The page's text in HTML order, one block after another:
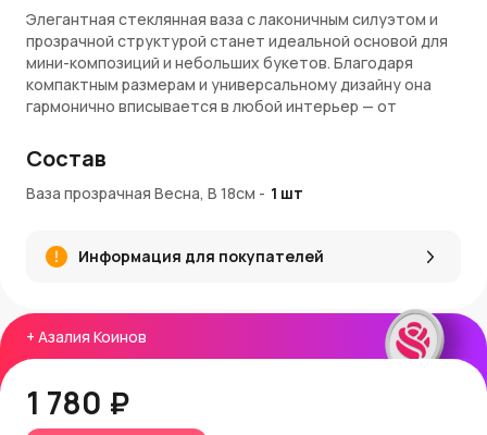
+ Азалия Коинов
1 780 ₽
Элегантная стеклянная ваза с лаконичным силуэтом и
прозрачной структурой станет идеальной основой для
мини-композиций и небольших букетов. Благодаря
компактным размерам и универсальному дизайну она
гармонично вписывается в любой интерьер — от
простота формы придают вазе утонченность, а объем
0,38 л делает ее удобной для повседневного
использования или оформления праздничного стола.
Размеры: 18×9 см — идеально для компактных букетов
использования
Прочное прозрачное стекло — сочетается с любыми
Универсальный дизайн — подойдет как для дома, так и
для офиса
Состав
Ваза прозрачная Весна, В 18см - 1 шт
Информация для покупателей